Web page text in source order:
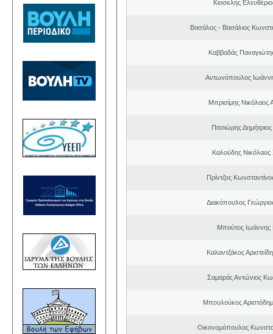
Κιοσκλής
Βασάλος - Βασάλιος
Καββαδάς
Αντωνόπουλος
Μπρισίμης Νικόλαος
Πιτσιώρης
Καλούδης Νικόλαος
Πρίντζος
Διακόπουλος
Μπούτος Ιωάννης
Καλαντζάκος
Σαμαράς Αντώνιος
Μπουλούκος
Οικονομόπουλος